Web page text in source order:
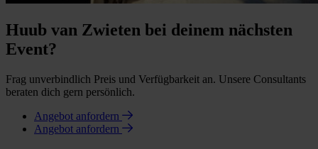
Huub van Zwieten bei deinem nächsten
Event?
Frag unverbindlich Preis und Verfügbarkeit an. Unsere Consultants
beraten dich gern persönlich.
Angebot anfordern
Angebot anfordern